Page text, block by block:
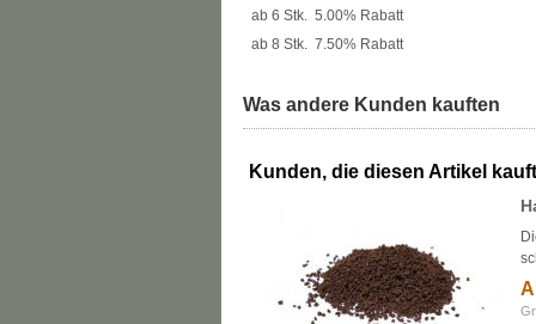
ab 6 Stk. 5.00% Rabatt
ab 8 Stk. 7.50% Rabatt
Was andere Kunden kauften
Kunden, die diesen Artikel